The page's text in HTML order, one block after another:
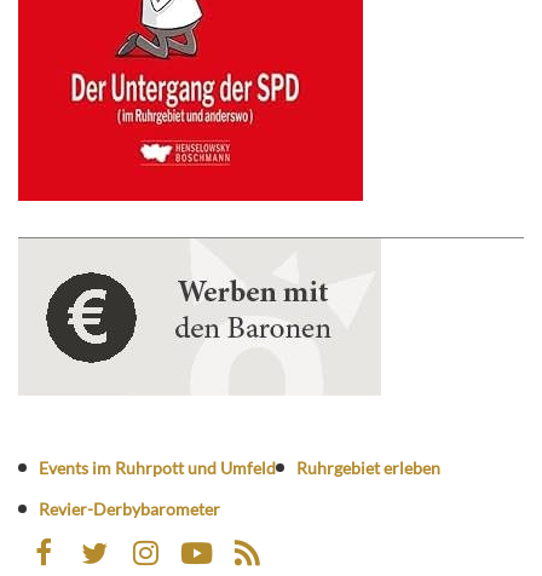
Events im Ruhrpott und Umfeld
Ruhrgebiet erleben
Revier-Derbybarometer